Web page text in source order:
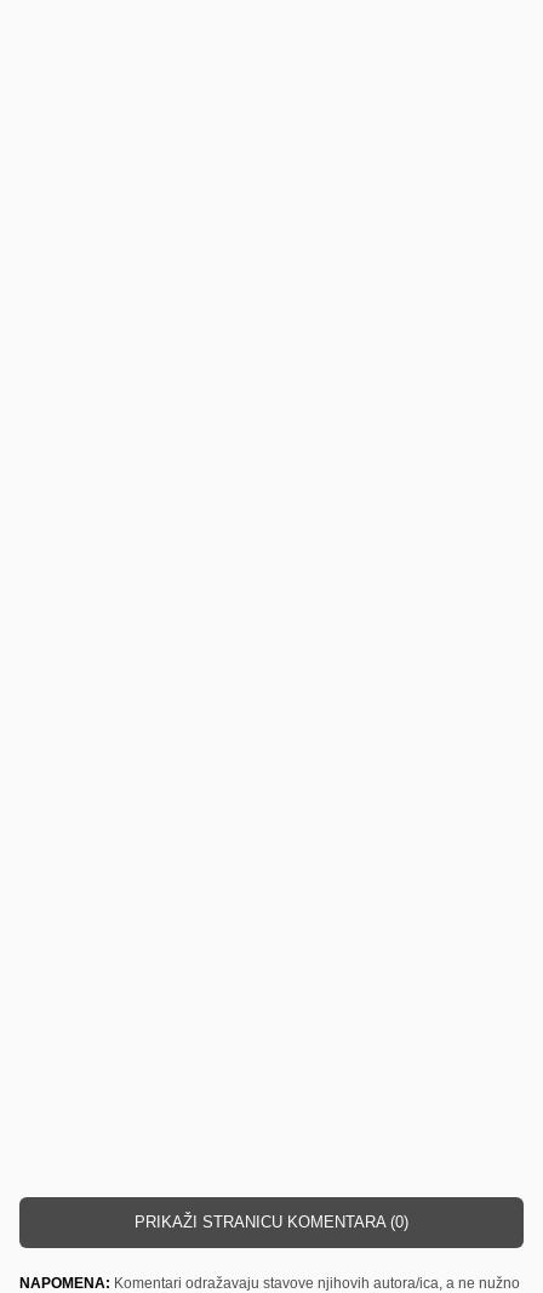
PRIKAŽI STRANICU KOMENTARA (0)
NAPOMENA: Komentari odražavaju stavove njihovih autora/ica, a ne nužno